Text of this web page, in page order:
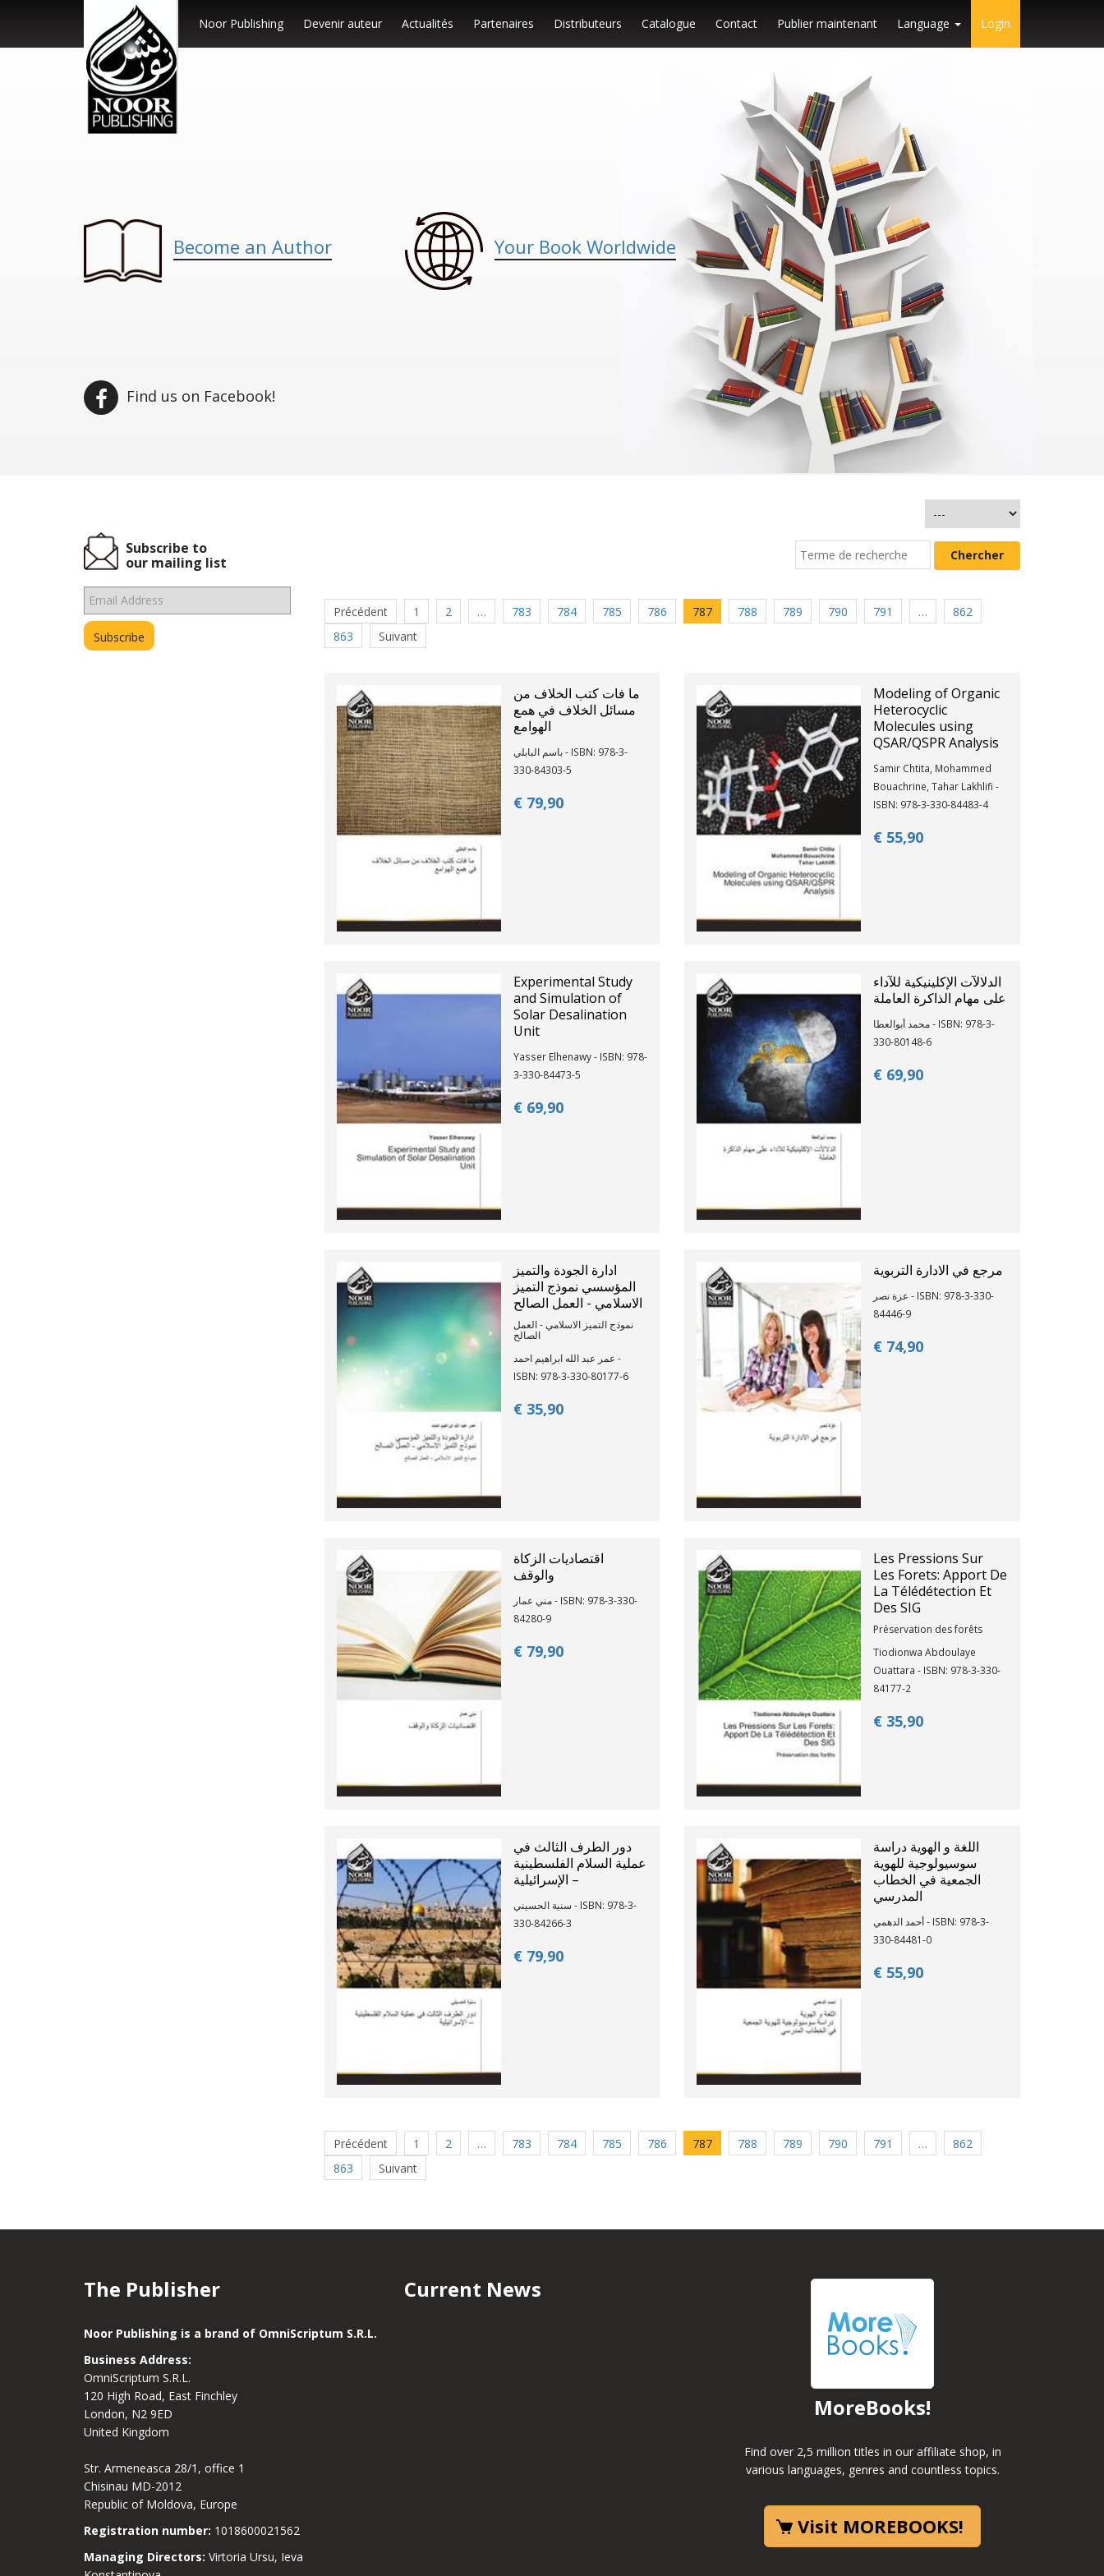
Noor Publishing Devenir auteur Actualités Partenaires Distributeurs Catalogue Contact Publier maintenant Language Login
Become an Author Your Book Worldwide
Find us on Facebook!
Subscribe to
our mailing list
Précédent 1 2 … 783 784 785 786 787 788 789 790 791 …
862
863
Suivant
ما فات كتب الخلاف من
مسائل الخلاف في همع
الهوامع
باسم البابلي - ISBN: 978-3-
330-84303-5
€ 79,90
Modeling of Organic
Heterocyclic
Molecules using
QSAR/QSPR Analysis
Samir Chtita, Mohammed
Bouachrine, Tahar Lakhlifi -
ISBN: 978-3-330-84483-4
€ 55,90
Experimental Study
and Simulation of
Solar Desalination
Unit
Yasser Elhenawy - ISBN: 978-
3-330-84473-5
€ 69,90
الدلالآت الإكلينيكية للآداء
على مهام الذاكرة العاملة
محمد أبوالعطا - ISBN: 978-3-
330-80148-6
€ 69,90
ادارة الجودة والتميز
المؤسسي نموذج التميز
الاسلامي - العمل الصالح
نموذج التميز الاسلامي - العمل
الصالح
عمر عبد الله ابراهيم احمد -
ISBN: 978-3-330-80177-6
€ 35,90
مرجع في الادارة التربوية
عزة نصر - ISBN: 978-3-330-
84446-9
€ 74,90
اقتصاديات الزكاة
والوقف
مني عمار - ISBN: 978-3-330-
84280-9
€ 79,90
Les Pressions Sur
Les Forets: Apport De
La Télédétection Et
Des SIG
Préservation des forêts
Tiodionwa Abdoulaye
Ouattara - ISBN: 978-3-330-
84177-2
€ 35,90
دور الطرف الثالث في
عملية السلام الفلسطينية
– الإسرائيلية
سنية الحسيني - ISBN: 978-3-
330-84266-3
€ 79,90
اللغة و الهوية دراسة
سوسيولوجية للهوية
الجمعية في الخطاب
المدرسي
أحمد الدهمي - ISBN: 978-3-
330-84481-0
€ 55,90
Précédent 1 2 … 783 784 785 786 787 788 789 790 791 …
862
863
Suivant
The Publisher
Noor Publishing is a brand of OmniScriptum S.R.L.
Business Address:
OmniScriptum S.R.L.
120 High Road, East Finchley
London, N2 9ED
United Kingdom
Str. Armeneasca 28/1, office 1
Chisinau MD-2012
Republic of Moldova, Europe
Registration number: 1018600021562
Managing Directors: Virtoria Ursu, Ieva
Current News
MoreBooks!
Find over 2,5 million titles in our affiliate shop, in
various languages, genres and countless topics.
Visit MOREBOOKS!